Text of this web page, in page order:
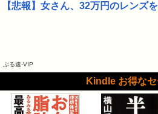
【悲報】女さん、32万円のレンズ
ぶる速-VIP
Kindle お得な